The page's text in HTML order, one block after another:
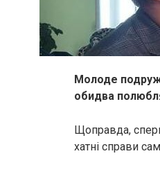
Молоде
обидва
Щоправда,
хатні справи